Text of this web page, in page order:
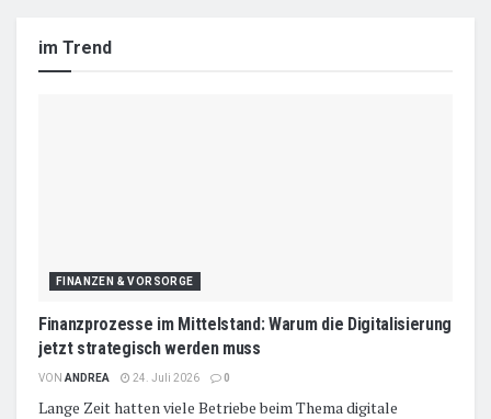
im Trend
FINANZEN & VORSORGE
Finanzprozesse im Mittelstand: Warum die Digitalisierung
jetzt strategisch werden muss
VON ANDREA 24. Juli 2026 0
Lange Zeit hatten viele Betriebe beim Thema digitale